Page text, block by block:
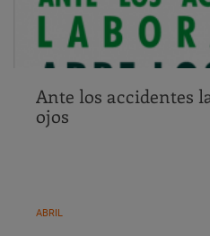
Ante los accidentes
ojos
ABRIL